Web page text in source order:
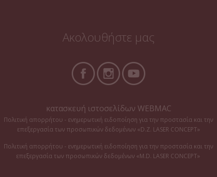
Ακολουθήστε μας
κατασκευή ιστοσελίδων WEBMAC
Πολιτική απορρήτου - ενημερωτική ειδοποίηση για την προστασία και την
επεξεργασία των προσωπικών δεδομένων «D.Z. LASER CONCEPT»
Πολιτική απορρήτου - ενημερωτική ειδοποίηση για την προστασία και την
επεξεργασία των προσωπικών δεδομένων «M.D. LASER CONCEPT»